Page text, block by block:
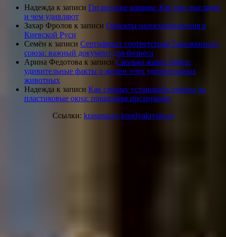
Надежда к записи Гигантские вараны: Как они выглядят
и чем удивляют
Захар Фролов к записи Объекты налогообложения в
Киевской Руси
Семён к записи Сертификат соответствия Таможенного
союза: важный документ для бизнеса
Арина Федотова к записи Сколько живет бобер:
удивительные факты о жизни этих удивительных
животных
Надежда к записи Как самому установить откосы на
пластиковые окна: пошаговая инструкция
Ссылки: krasunia.ru krovlyakryshi.ru